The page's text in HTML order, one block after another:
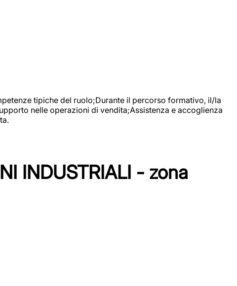
tipiche del ruolo;Durante il percorso formativo, il/la
nelle operazioni di vendita;Assistenza e accoglienza
INDUSTRIALI - zona